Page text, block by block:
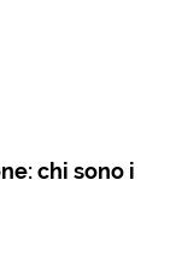
chi sono i